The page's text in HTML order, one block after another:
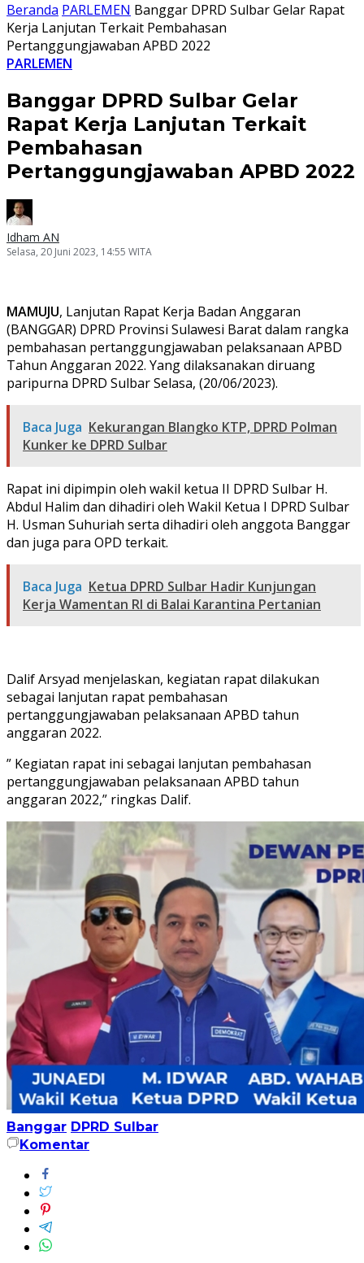
Beranda PARLEMEN Banggar DPRD Sulbar Gelar Rapat
Kerja Lanjutan Terkait Pembahasan
Pertanggungjawaban APBD 2022
PARLEMEN
Banggar DPRD Sulbar Gelar
Rapat Kerja Lanjutan Terkait
Pembahasan
Pertanggungjawaban APBD 2022
Idham AN
Selasa, 20 Juni 2023, 14:55 WITA
MAMUJU, Lanjutan Rapat Kerja Badan Anggaran
(BANGGAR) DPRD Provinsi Sulawesi Barat dalam rangka
pembahasan pertanggungjawaban pelaksanaan APBD
Tahun Anggaran 2022. Yang dilaksanakan diruang
paripurna DPRD Sulbar Selasa, (20/06/2023).
Baca Juga Kekurangan Blangko KTP, DPRD Polman
Kunker ke DPRD Sulbar
Rapat ini dipimpin oleh wakil ketua II DPRD Sulbar H.
Abdul Halim dan dihadiri oleh Wakil Ketua I DPRD Sulbar
H. Usman Suhuriah serta dihadiri oleh anggota Banggar
dan juga para OPD terkait.
Baca Juga Ketua DPRD Sulbar Hadir Kunjungan
Kerja Wamentan RI di Balai Karantina Pertanian
Dalif Arsyad menjelaskan, kegiatan rapat dilakukan
sebagai lanjutan rapat pembahasan
pertanggungjawaban pelaksanaan APBD tahun
anggaran 2022.
” Kegiatan rapat ini sebagai lanjutan pembahasan
pertanggungjawaban pelaksanaan APBD tahun
anggaran 2022,” ringkas Dalif.
Banggar DPRD Sulbar
Komentar